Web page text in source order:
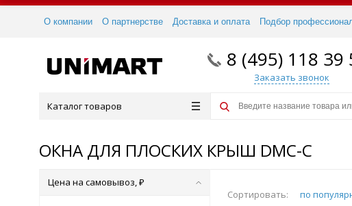
О компании О партнерстве Доставка и оплата Подбор
8 (495) 118 39
Заказать звонок
Каталог товаров
ОКНА ДЛЯ ПЛОСКИХ КРЫШ DMC-С
Сортировать: по
Цена на самовывоз, ₽